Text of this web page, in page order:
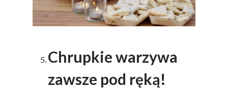
Chrupkie warzywa
zawsze pod ręką!